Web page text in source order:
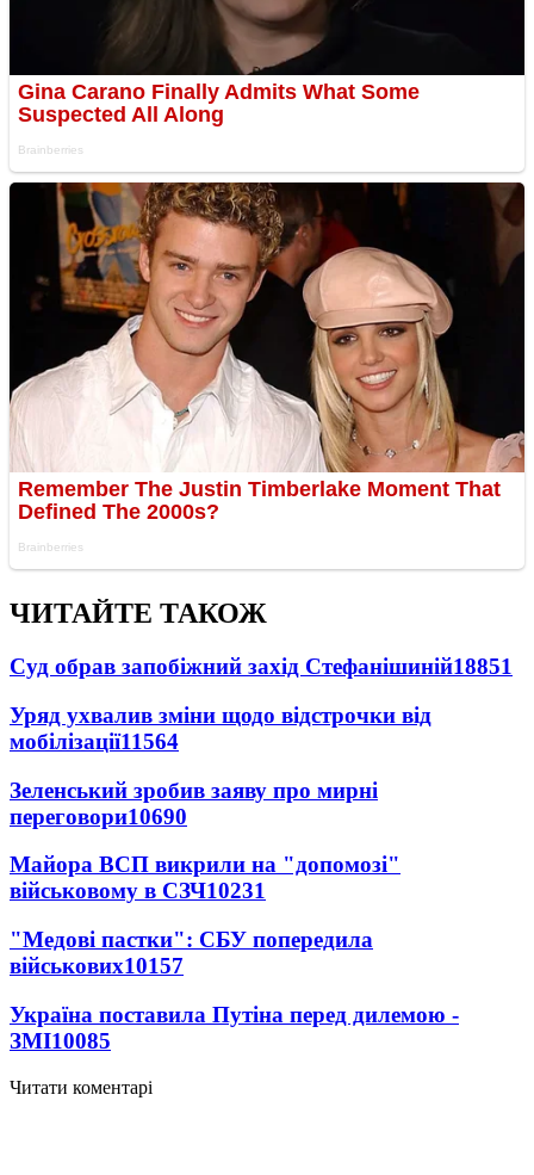
ЧИТАЙТЕ ТАКОЖ
Суд обрав запобіжний захід Стефанішиній18851
Уряд ухвалив зміни щодо відстрочки від
мобілізації11564
Зеленський зробив заяву про мирні
переговори10690
Майора ВСП викрили на "допомозі"
військовому в СЗЧ10231
"Медові пастки": СБУ попередила
військових10157
Україна поставила Путіна перед дилемою -
ЗМІ10085
Читати коментарі